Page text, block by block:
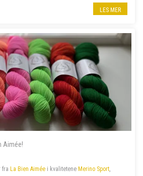
liggende fra et annet prosjekt, nemlig
LES MER
Aimée!
fra La Bien Aimée i kvalitetene Merino Sport